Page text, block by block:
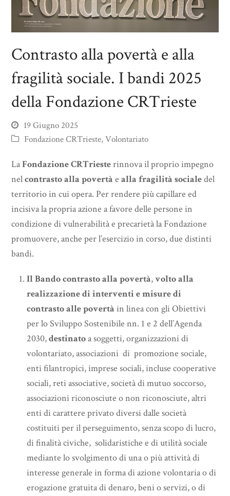
Contrasto alla povertà e alla
fragilità sociale. I bandi 2025
della Fondazione CRTrieste
19 Giugno 2025
Fondazione CRTrieste,Volontariato
LaFondazione CRTriesterinnova il proprio impegno
nelcontrasto alla povertà ealla fragilità socialedel
territorio in cui opera. Per rendere più capillare ed
incisiva la propria azione a favore delle persone in
condizione di vulnerabilità e precarietà la Fondazione
promuovere, anche per l’esercizio in corso, due distinti
bandi.
Il Bando contrasto alla povertà,volto alla
realizzazione di interventi e misure di
contrasto alle povertàin linea con gli Obiettivi
per lo Sviluppo Sostenibile nn. 1 e 2 dell’Agenda
2030,destinatoa soggetti, organizzazioni di
volontariato, associazioni di promozione sociale,
enti filantropici, imprese sociali, incluse cooperative
sociali, reti associative, società di mutuo soccorso,
associazioni riconosciute o non riconosciute, altri
enti di carattere privato diversi dalle società
costituiti per il perseguimento, senza scopo di lucro,
di finalità civiche, solidaristiche e di utilità sociale
mediante lo svolgimento di una o più attività di
interesse generale in forma di azione volontaria o di
erogazione gratuita di denaro, beni o servizi, o di